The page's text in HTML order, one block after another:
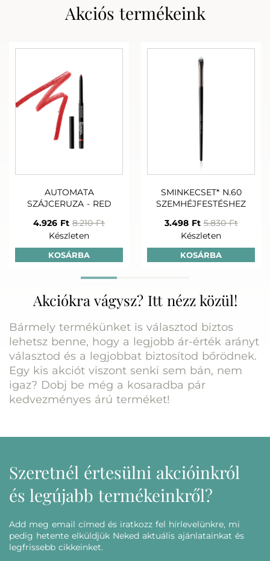
75-25 LONGEVITY
Készleten
+
LIME C VITAMINOS
23.320 Ft
+
Pro rutin
75-25 LONGEVITY
DUPLA ARCTISZTÍTÓ
+
LIME CINK+
NARANCS PERMET
+
Akciós termékeink
AUTOMATA
SZÁJCERUZA - RED
4.926 Ft 8.210 Ft
Készleten
KOSÁRBA
SMINKECSET* N.60
SZEMHÉJFESTÉSHEZ
3.498 Ft 5.830 Ft
Készleten
KOSÁRBA
Akciókra vágysz? Itt nézz közül!
Bármely termékünket is választod biztos
lehetsz benne, hogy a legjobb ár-érték arányt
választod és a legjobbat biztosítod bőrödnek.
Egy kis akciót viszont senki sem bán, nem
igaz? Dobj be még a kosaradba pár
kedvezményes árú terméket!
Szeretnél értesülni akcióinkról
és legújabb termékeinkről?
Add meg email címed és iratkozz fel hírlevelünkre, mi
pedig hetente elküldjük Neked aktuális ajánlatainkat és
legfrissebb cikkeinket.